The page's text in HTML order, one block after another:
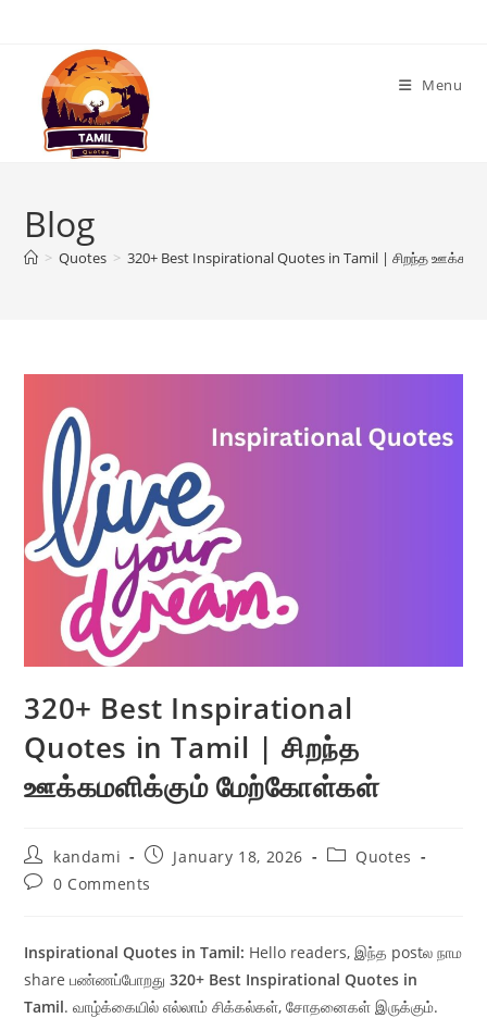
content
Menu
Blog
> Quotes > 320+ Best Inspirational Quotes in Tamil | சிறந்த
320+ Best Inspirational
Quotes in Tamil | சிறந்த
ஊக்கமளிக்கும் மேற்கோள்கள்
Post
author:
kandami
PostJanuary 18, 2026
PostQuotes
Post0 Comments
Inspirational Quotes in Tamil: Hello readers, இந்த postல நாம
share பண்ணப்போறது320+ Best Inspirational Quotes in
Tamil. வாழ்க்கையில் எல்லாம் சிக்கல்கள், சோதனைகள் இருக்கும்.